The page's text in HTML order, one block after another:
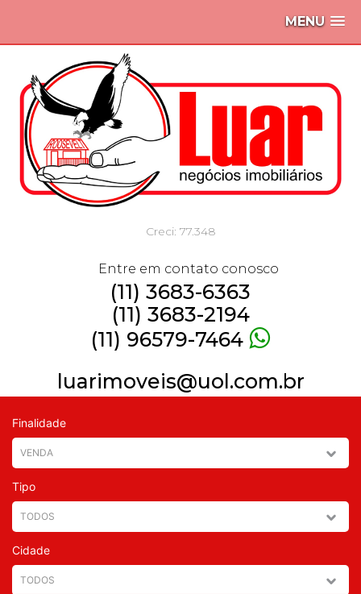
MENU
Creci: 77.348
Entre em contato conosco
(11) 3683-6363
(11) 3683-2194
(11) 96579-7464
luarimoveis@uol.com.br
Finalidade
Tipo
Cidade